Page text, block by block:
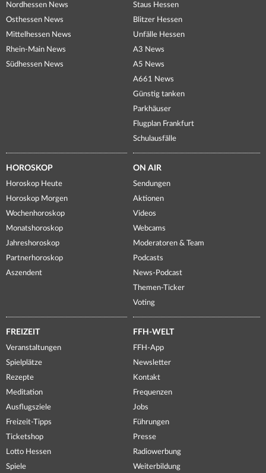
Nordhessen News
Osthessen News
Mittelhessen News
Rhein-Main News
Südhessen News
Staus Hessen
Blitzer Hessen
Unfälle Hessen
A3 News
A5 News
A661 News
Günstig tanken
Parkhäuser
Flugplan Frankfurt
Schulausfälle
HOROSKOP
Horoskop Heute
Horoskop Morgen
Wochenhoroskop
Monatshoroskop
Jahreshoroskop
Partnerhoroskop
Aszendent
ON AIR
Sendungen
Aktionen
Videos
Webcams
Moderatoren & Team
Podcasts
News-Podcast
Themen-Ticker
Voting
FREIZEIT
Veranstaltungen
Spielplätze
Rezepte
Meditation
Ausflugsziele
Freizeit-Tipps
Ticketshop
Lotto Hessen
Spiele
FFH-WELT
FFH-App
Newsletter
Kontakt
Frequenzen
Jobs
Führungen
Presse
Radiowerbung
Weiterbildung